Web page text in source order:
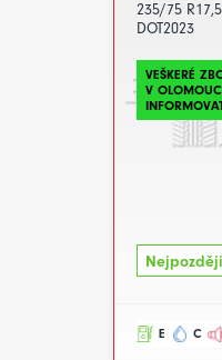
235/75
DOT2023
VEŠKERÉ
V
E C